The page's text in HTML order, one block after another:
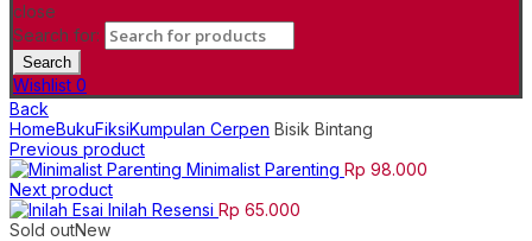
close
Search for:
Search
Wishlist 0
Back
HomeBukuFiksiKumpulan Cerpen Bisik Bintang
Previous product
Minimalist Parenting Rp 98.000
Next product
Inilah Resensi Rp 65.000
Sold outNew